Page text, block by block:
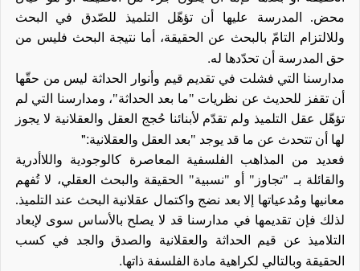
محض. المدرسة عليها أنتؤهّل التلميذ للصّدق في البحث
وللالتزام التامّ بالبحث عن الحقيقة، أما نتيجة البحث فليس من
حق المدرسة أن تحدّدها له.
مدارسنا التي فشلت في تقديم قيم وأنوار الحداثة ليس من حقّها
أن تقفز للحديث عن نظريات "ما بعد الحداثة"، ومدارسنا التي لم
تؤهّل عقل التلميذ ولم تقدّم لأبنائنا حُجج العقل والعقلانية لا يجوز
لها أن تتحدث عن ما قد يوجد "بعد العقل والعقلانية":
فعديد من المذاهب الفلسفية المعاصرة كالوجودية واللاأدرية
والقائلة بـ "تجاوز" أو "نسبية" الحقيقة والبحث العقلي، لا تُفهم
معانيها ومُدعياتها إلا بعد نضج واكتمال عقلانية البحث عند التلميذ.
لذلك فإن تقديمها في مدارسنا قد لا يصلح بالأساس سوى لإبعاد
التلاميذ عن قيم الحداثة والعقلانية والصدق والجد في كسب
الحقيقة وبالتالي لكراهية مادة الفلسفة ذاتها.